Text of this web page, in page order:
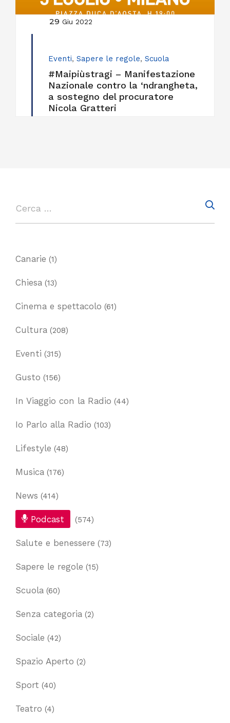
29 Giu 2022
Eventi, Sapere le regole, Scuola
#Maipiùstragi – Manifestazione
Nazionale contro la ‘ndrangheta,
a sostegno del procuratore
Nicola Gratteri
Canarie (1)
Chiesa (13)
Cinema e spettacolo (61)
Cultura (208)
Eventi (315)
Gusto (156)
In Viaggio con la Radio (44)
Io Parlo alla Radio (103)
Lifestyle (48)
Musica (176)
News (414)
Podcast (574)
Salute e benessere (73)
Sapere le regole (15)
Scuola (60)
Senza categoria (2)
Sociale (42)
Spazio Aperto (2)
Sport (40)
Teatro (4)